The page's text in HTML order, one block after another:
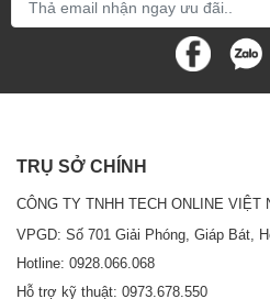
TRỤ SỞ CHÍNH
CÔNG TY TNHH TECH ONLINE VIỆT
VPGD: Số 701 Giải Phóng, Giáp Bát,
Hotline: 0928.066.068
Hỗ trợ kỹ thuật: 0973.678.550